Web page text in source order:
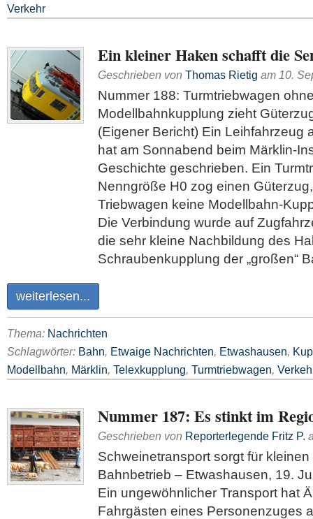
Verkehr
Ein kleiner Haken schafft die
Geschrieben von Thomas Rietig am 10.
Nummer 188: Turmtriebwagen
Modellbahnkupplung zieht
(Eigener Bericht) Ein Leihfahrzeug
hat am Sonnabend beim Märklin-
Geschichte geschrieben. Ein
Nenngröße H0 zog einen
Triebwagen keine Modellbahn-
Die Verbindung wurde auf
die sehr kleine Nachbildung des
Schraubenkupplung der „großen“
weiterlesen...
Thema: Nachrichten
Schlagwörter: Bahn, Etwaige Nachrichten, Etwashausen,
Modellbahn, Märklin, Telexkupplung, Turmtriebwagen,
Nummer 187: Es stinkt im
Geschrieben von Reporterlegende Fritz P.
Schweinetransport sorgt für
Bahnbetrieb – Etwashausen, 19.
Ein ungewöhnlicher Transport hat
Fahrgästen eines Personenzuges